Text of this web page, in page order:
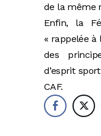
de la même
Enfin, la
« rappelée à
des
d’esprit
CAF.